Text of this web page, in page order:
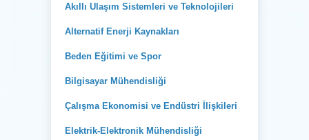
Akıllı Ulaşım Sistemleri ve Teknolojileri
Alternatif Enerji Kaynakları
Beden Eğitimi ve Spor
Bilgisayar Mühendisliği
Çalışma Ekonomisi ve Endüstri İlişkileri
Elektrik-Elektronik Mühendisliği